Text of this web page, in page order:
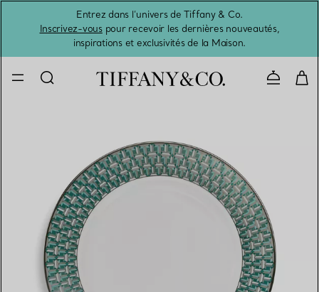
Entrez dans l’univers de Tiffany & Co.
Inscrivez-vouspour recevoir les dernières nouveautés,
inspirations et exclusivités de la Maison.